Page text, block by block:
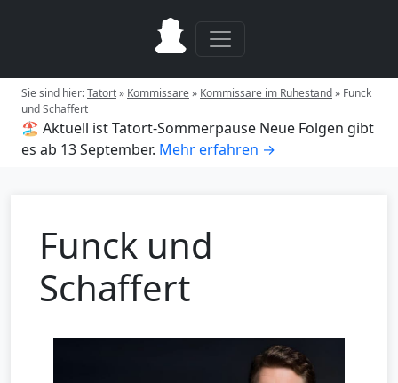
Sie sind hier:Tatort» Kommissare» Kommissare im Ruhestand» Funck
und Schaffert
🏖️ Aktuell ist Tatort-Sommerpause Neue Folgen gibt
es ab 13 September. Mehr erfahren →
Funck und
Schaffert